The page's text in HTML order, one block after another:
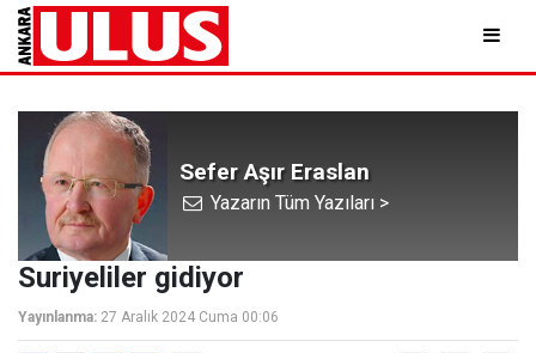
Sefer Aşır Eraslan
Yazarın Tüm Yazıları >
Suriyeliler gidiyor
Yayınlanma: 27 Aralık 2024 Cuma 00:06